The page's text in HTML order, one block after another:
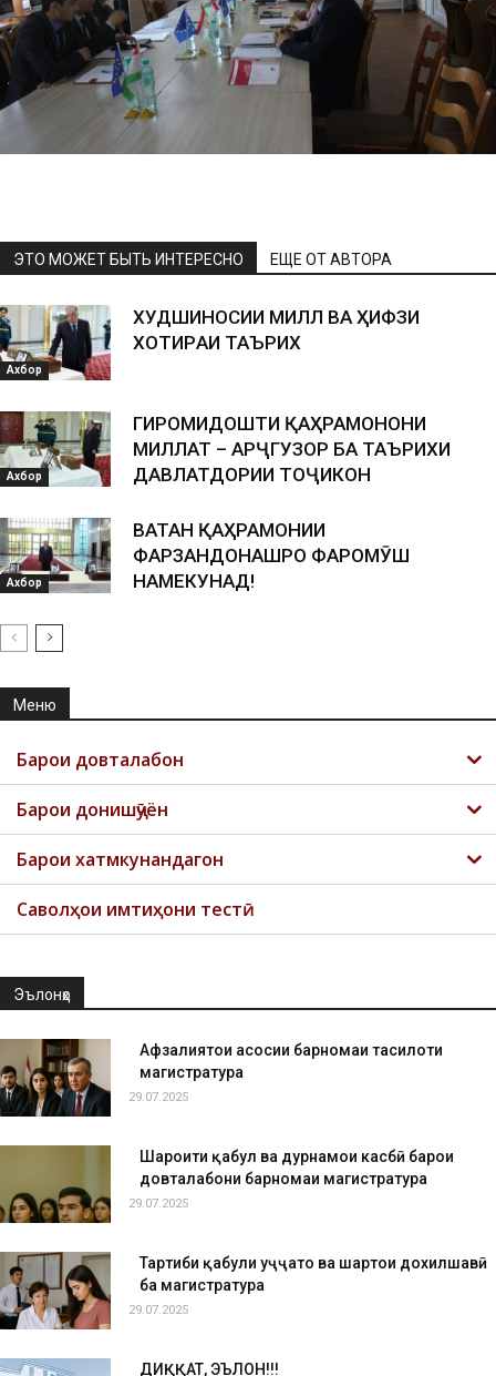
ЭТО МОЖЕТ БЫТЬ ИНТЕРЕСНО ЕЩЕ ОТ АВТОРА
Ахбор
ХУДШИНОСИИ МИЛЛӢ ВА ҲИФЗИ
ХОТИPАИ ТАЪPИХӢ
Ахбор
ГИРОМИДОШТИ ҚАҲРАМОНОНИ
МИЛЛАТ – АРҶГУЗОРӢ БА ТАЪРИХИ
ДАВЛАТДОРИИ ТОҶИКОН
Ахбор
ВАТАН ҚАҲРАМОНИИ
ФАРЗАНДОНАШРО ФАРОМӮШ
НАМЕКУНАД!
Меню
Барои довталабон
Барои донишҷӯён
Барои хатмкунандагон
Саволҳои имтиҳони тестӣ
Эълонҳо
Афзалиятҳои асосии барномаи таҳсилоти
магистратура
29.07.2025
Шароити қабул ва дурнамои касбӣ барои
довталабони барномаи магистратура
29.07.2025
Тартиби қабули ҳуҷҷатҳо ва шартҳои дохилшавӣ
ба магистратура
29.07.2025
ДИҚҚАТ, ЭЪЛОН!!!